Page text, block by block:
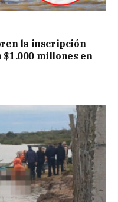
la inscripción
millones en